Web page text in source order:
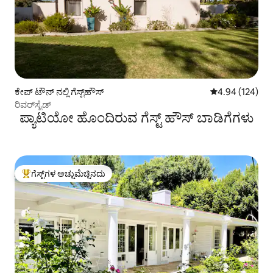
ಕೇಪ್‌ ಟೌನ್ ನಲ್ಲಿ ಗೆಸ್ಟ್‌ಹೌಸ್ 5 ರಲ್ಲಿ 4.94
4.94 (124)
ರಿವರ್‌ಸೈಡ್
ಪ್ಯಾಟಿಯೋ ಹೊಂದಿರುವ ಗೆಸ್ಟ್ ಹೌಸ್‌ ಬಾಡಿಗೆಗಳು
ಗೆಸ್ಟ್‌ಗಳಿಗೆ ಅತಿ ಹೆಚ್ಚು ಅಚ್ಚುಮೆಚ್ಚಿನದು
ಗೆಸ್ಟ್‌ಗಳ ಅಚ್ಚುಮೆಚ್ಚಿನದು